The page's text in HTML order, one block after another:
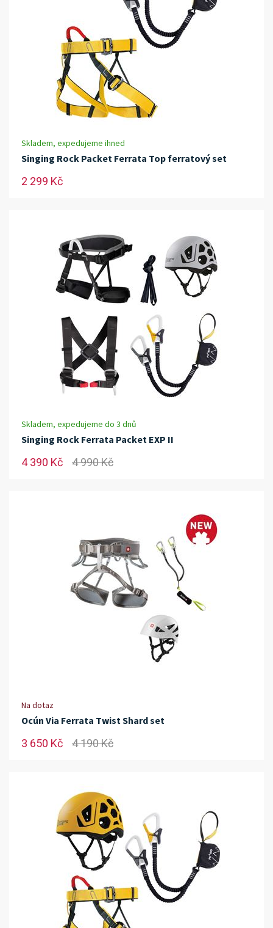
Skladem, expedujeme ihned
Singing Rock Packet Ferrata Top ferratový set
2 299 Kč
Skladem, expedujeme do 3 dnů
Singing Rock Ferrata Packet EXP II
4 390 Kč 4 990 Kč
Na dotaz
Ocún Via Ferrata Twist Shard set
3 650 Kč 4 190 Kč